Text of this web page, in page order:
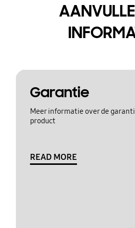
Garantie
Meer informatie over de
product
READ MORE